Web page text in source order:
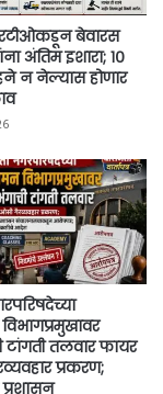
बेवारस
अंतिम इशारा; १०
न नेल्यास होणार
टांगती तलवार फायर
प्रकरण;